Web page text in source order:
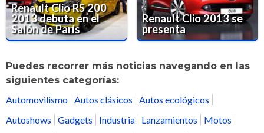
Renault Clio RS 200
2013 debuta en el
Salón de París
Renault Clio 2013 se
presenta
Puedes recorrer más noticias navegando en las
siguientes categorías:
Automovilismo
Autos clásicos
Autos ecológicos
Autoshows
Gadgets Industria Lanzamientos
Motos